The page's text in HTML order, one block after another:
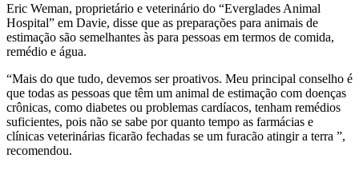
Eric Weman, proprietário e veterinário do “Everglades Animal
Hospital” em Davie, disse que as preparações para animais de
estimação são semelhantes às para pessoas em termos de comida,
remédio e água.
“Mais do que tudo, devemos ser proativos. Meu principal conselho é
que todas as pessoas que têm um animal de estimação com doenças
crônicas, como diabetes ou problemas cardíacos, tenham remédios
suficientes, pois não se sabe por quanto tempo as farmácias e
clínicas veterinárias ficarão fechadas se um furacão atingir a terra ”,
recomendou.